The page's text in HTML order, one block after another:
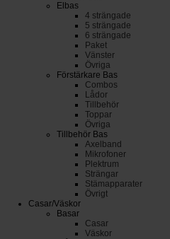
Elbas
4 strängade
5 strängade
6 strängade
Paket
Vänster
Övriga
Förstärkare Bas
Combos
Lådor
Tillbehör
Toppar
Övriga
Tillbehör Bas
Axelband
Mikrofoner
Plektrum
Strängar
Stämapparater
Övrigt
Casar/Väskor
Basar
Casar
Väskor